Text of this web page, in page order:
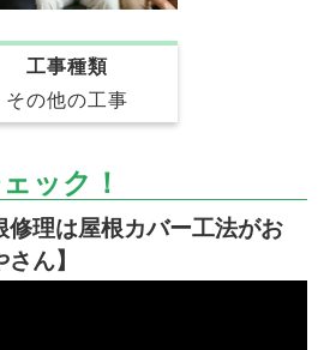
工事種類
その他の工事
ック！
修理は屋根カバー工法がお
ん】